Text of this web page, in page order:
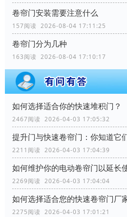
卷帘门安装需要注意什么
157阅读 2026-08-04 17:11:25
卷帘门分为几种
163阅读 2026-08-04 17:10:17
如何选择适合你的快速堆积门？
2467阅读 2026-04-03 17:05:32
提升门与快速卷帘门：你知道它
2211阅读 2026-04-03 17:04:39
如何维护你的电动卷帘门以延长
2269阅读 2026-04-03 17:04:04
如何选择适合您的快速卷帘门厂
2275阅读 2026-04-03 17:01:21